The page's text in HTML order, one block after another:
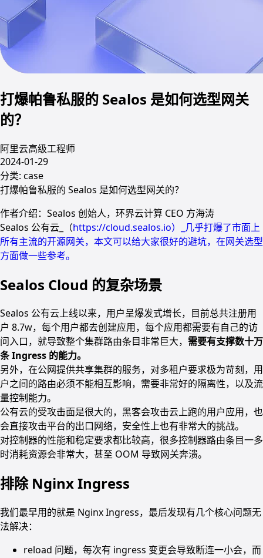
打爆帕鲁私服的 Sealos 是如何选型网关
的？
阿里云高级工程师
2024-01-29
分类: case
打爆帕鲁私服的 Sealos 是如何选型网关的？
作者介绍：Sealos 创始人，环界云计算 CEO 方海涛
Sealos 公有云_（https://cloud.sealos.io）_几乎打爆了市面上
所有主流的开源网关，本文可以给大家很好的避坑，在网关选型
方面做一些参考。
Sealos Cloud 的复杂场景
Sealos 公有云上线以来，用户呈爆发式增长，目前总共注册用
户 8.7w，每个用户都去创建应用，每个应用都需要有自己的访
问入口，就导致整个集群路由条目非常巨大， 需要有支撑数十万
条 Ingress 的能力。
另外，在公网提供共享集群的服务，对多租户要求极为苛刻，用
户之间的路由必须不能相互影响，需要非常好的隔离性，以及流
量控制能力。
公有云的受攻击面是很大的，黑客会攻击云上跑的用户应用，也
会直接攻击平台的出口网络，安全性上也有非常大的挑战。
对控制器的性能和稳定要求都比较高，很多控制器路由条目一多
时消耗资源会非常大，甚至 OOM 导致网关奔溃。
排除 Nginx Ingress
我们最早用的就是 Nginx Ingress，最后发现有几个核心问题无
法解决：
reload 问题，每次有 ingress 变更会导致断连一小会，而